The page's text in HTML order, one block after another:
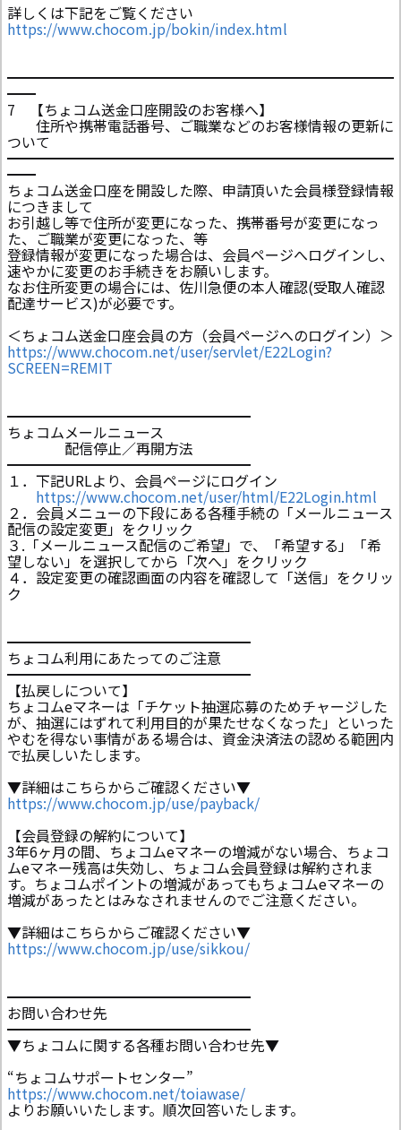
詳しくは下記をご覧ください
https://www.chocom.jp/bokin/index.html
━━━━━━━━━━━━━━━━━━━━━━━━━━━
━━
7 【ちょコム送金口座開設のお客様へ】
住所や携帯電話番号、ご職業などのお客様情報の更新に
ついて
━━━━━━━━━━━━━━━━━━━━━━━━━━━
━━
ちょコム送金口座を開設した際、申請頂いた会員様登録情報
につきまして
お引越し等で住所が変更になった、携帯番号が変更になっ
た、ご職業が変更になった、等
登録情報が変更になった場合は、会員ページへログインし、
速やかに変更のお手続きをお願いします。
なお住所変更の場合には、佐川急便の本人確認(受取人確認
配達サービス)が必要です。
＜ちょコム送金口座会員の方（会員ページへのログイン）＞
https://www.chocom.net/user/servlet/E22Login?
SCREEN=REMIT
━━━━━━━━━━━━━━━━━
ちょコムメールニュース
配信停止／再開方法
━━━━━━━━━━━━━━━━━
１．下記URLより、会員ページにログイン
https://www.chocom.net/user/html/E22Login.html
２．会員メニューの下段にある各種手続の「メールニュース
配信の設定変更」をクリック
３.「メールニュース配信のご希望」で、「希望する」「希
望しない」を選択してから「次へ」をクリック
４．設定変更の確認画面の内容を確認して「送信」をクリッ
ク
━━━━━━━━━━━━━━━━━
ちょコム利用にあたってのご注意
━━━━━━━━━━━━━━━━━
【払戻しについて】
ちょコムeマネーは「チケット抽選応募のためチャージした
が、抽選にはずれて利用目的が果たせなくなった」といった
やむを得ない事情がある場合は、資金決済法の認める範囲内
で払戻しいたします。
▼詳細はこちらからご確認ください▼
https://www.chocom.jp/use/payback/
【会員登録の解約について】
3年6ヶ月の間、ちょコムeマネーの増減がない場合、ちょコ
ムeマネー残高は失効し、ちょコム会員登録は解約されま
す。ちょコムポイントの増減があってもちょコムeマネーの
増減があったとはみなされませんのでご注意ください。
▼詳細はこちらからご確認ください▼
https://www.chocom.jp/use/sikkou/
━━━━━━━━━━━━━━━━━
お問い合わせ先
━━━━━━━━━━━━━━━━━
▼ちょコムに関する各種お問い合わせ先▼
“ちょコムサポートセンター”
https://www.chocom.net/toiawase/
よりお願いいたします。順次回答いたします。